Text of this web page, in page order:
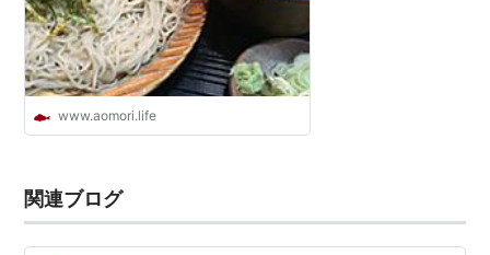
www.aomori.life
関連ブログ